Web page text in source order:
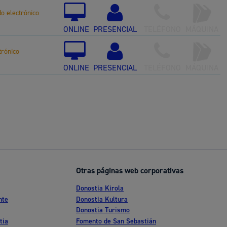
electrónico
ONLINE PRESENCIAL
ONLINE PRESENCIAL
Otras páginas web corporativas
Donostia Kirola
Donostia Kultura
Donostia Turismo
Fomento de San Sebastián